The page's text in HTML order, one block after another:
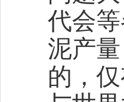
代会
泥产
的，